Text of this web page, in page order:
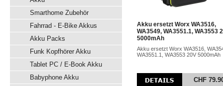
Smarthome Zubehör
Fahrrad - E-Bike Akkus
Akku Packs
Funk Kopfhörer Akku
Tablet PC / E-Book Akku
Babyphone Akku
Akku ersetzt Worx WA3516,
WA3549, WA3551.1, WA3553
5000mAh
Akku ersetzt Worx WA3516,
WA3551.1, WA3553 20V 5000mAh
CHF